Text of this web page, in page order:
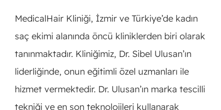
MedicalHair Kliniği, İzmir ve Türkiye’de kadın
saç ekimi alanında öncü kliniklerden biri olarak
tanınmaktadır. Kliniğimiz, Dr. Sibel Ulusan’ın
liderliğinde, onun eğitimli özel uzmanları ile
hizmet vermektedir. Dr. Ulusan’ın marka tescilli
tekniği ve en son teknolojileri kullanarak